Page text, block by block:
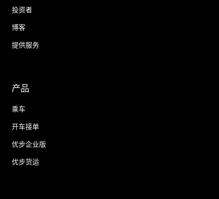
投资者
博客
提供服务
产品
乘车
开车接单
优步企业版
优步货运